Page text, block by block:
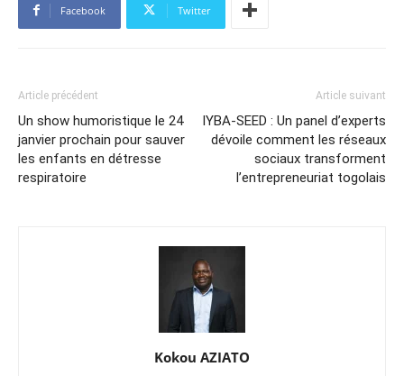
Facebook Twitter
Article précédent
Un show humoristique le 24
janvier prochain pour sauver
les enfants en détresse
respiratoire
Article suivant
IYBA-SEED : Un panel d’experts
dévoile comment les réseaux
sociaux transforment
l’entrepreneuriat togolais
Kokou AZIATO